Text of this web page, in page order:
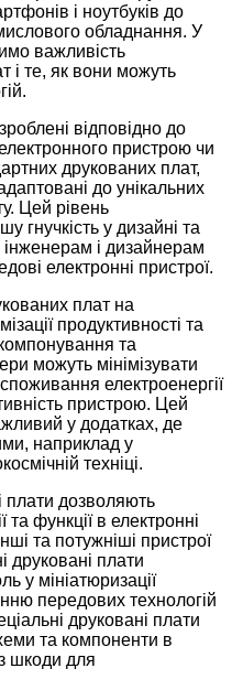
і ноутбуків до
обладнання. У
важливість
і те, як вони можуть
відповідно до
пристрою чи
друкованих плат,
до унікальних
Цей рівень
гнучкість у дизайні та
і дизайнерам
електронні пристрої.
плат на
продуктивності та
та
можуть мінімізувати
електроенергії
пристрою. Цей
у додатках, де
наприклад у
техніці.
плати дозволяють
та функції в електронні
та потужніші пристрої
друковані плати
у мініатюризації
передових технологій
друковані плати
та компоненти в
шкоди для